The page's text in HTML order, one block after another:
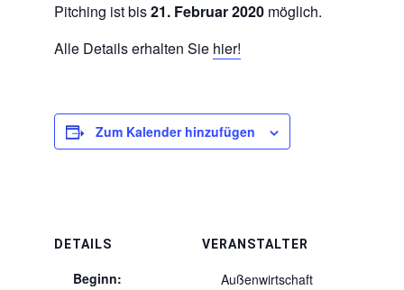
Pitching ist bis21. Februar 2020 möglich.
Alle Details erhalten Sie hier!
Zum Kalender hinzufügen
DETAILS
Beginn:
VERANSTALTER
Außenwirtschaft